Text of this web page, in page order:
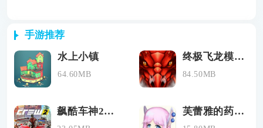
手游推荐
水上小镇
64.60MB
终极飞龙模拟器
84.50MB
飙酷车神2下载手机免费 芙蕾雅的药水工坊无限材料